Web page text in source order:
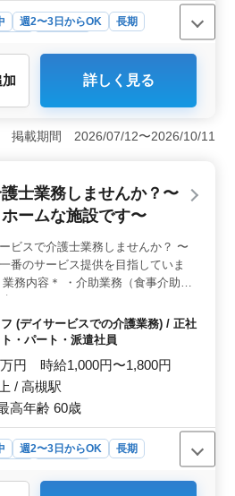
週2〜3日からOK
長期
護福祉士・介護スタッフ
週3日以上のシフト制でライフス
が可能です。早番・遅番といっ
生活に合わせた勤務が実現でき
身体機能の維持・回復サポート
広い業務で経験を活かすことが
ます。 ＜充実した福利厚生
保険、労災保険など福利厚生
期的な健康診断や禁煙の職場環
行われています。働きながら自
され、安心して長く働ける環境
詳しく見る
掲載期間 2026/07/12〜2026/10/11
士業務しませんか？〜
ームな施設です〜
ビスで介護士業務しませんか？ 〜
番のサービス提供を目指していま
務内容＊ ・介助業務（食事介助、
ションサポート ・書類作成、書類
ービス利用者の家族との相談、助
トホームな施設です！ まずはお気
い合わせください♪
(デイサービスでの介護業務) / 正社
・パート・派遣社員
万円 時給1,000円〜1,800円
/ 高槻駅
高年齢 60歳
週2〜3日からOK
長期
護福祉士・介護スタッフ